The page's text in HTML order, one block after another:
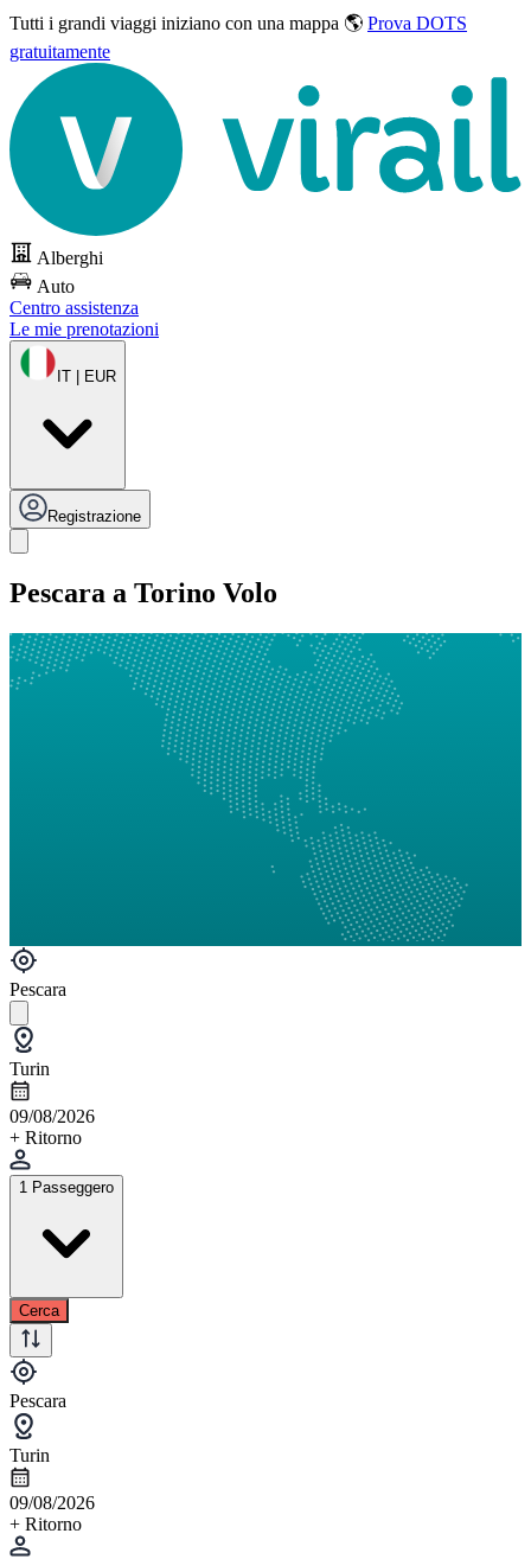
Tutti i grandi viaggi iniziano con una mappa 🌎 Prova DOTS
gratuitamente
Alberghi
Auto
Centro assistenza
Le mie prenotazioni
IT | EUR
Registrazione
Pescara a Torino Volo
Pescara
Turin
09/08/2026
+ Ritorno
1 Passeggero
Cerca
Pescara
Turin
09/08/2026
+ Ritorno